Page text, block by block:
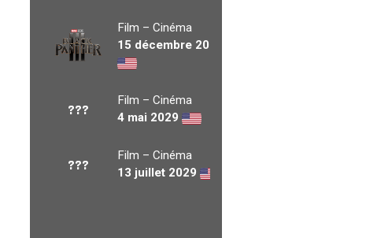
Film – Cinéma
15 décembre 2028
???
Film – Cinéma
4 mai 2029
???
Film – Cinéma
13 juillet 2029